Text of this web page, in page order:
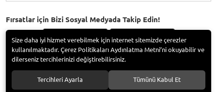
Fırsatlar için Bizi Sosyal Medyada Takip Edin!
Bayramoğlu Group / Adem Tufan Kocabaş. Tüm hakları saklıdır.
Size daha iyi hizmet verebilmek için internet sitemizde çerezler
kullanılmaktadır. Çerez Politikaları Aydınlatma Metni’ni okuyabilir ve
dilerseniz tercihlerinizi değiştirebilirsiniz.
Tercihleri Ayarla Tümünü Kabul Et